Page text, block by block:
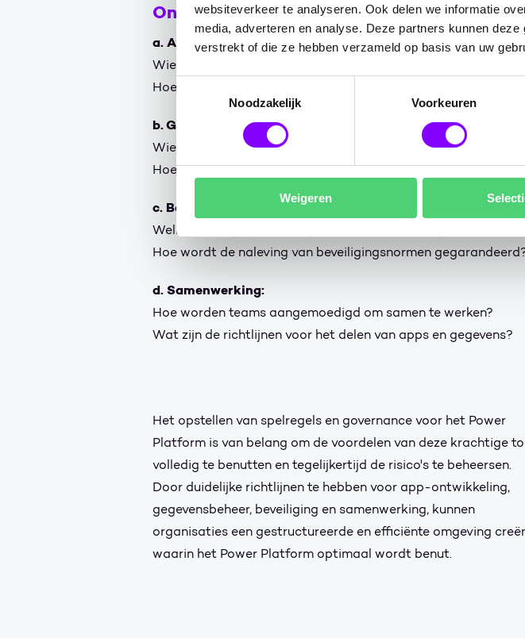
websiteverkeer te analyseren. Ook delen we informatie
media, adverteren en analyse. Deze partners kunnen
verstrekt of die ze hebben verzameld op basis van uw
Toestemmingsselectie
Noodzakelijk
Voorkeuren
Weigeren
Onderwerpen voor spelregels en
a. App-ontwikkeling en -implementatie:
Wie mag apps maken en implementeren?
Hoe worden apps getest en goedgekeurd?
b. Gegevensbeheer:
Wie heeft toegang tot welke gegevens?
Hoe worden gegevens gedeeld en beveiligd?
c. Beveiliging:
Welke beveiligingsmaatregelen moeten worden genomen?
Hoe wordt de naleving van beveiligingsnormen
d. Samenwerking:
Hoe worden teams aangemoedigd om samen te werken?
Wat zijn de richtlijnen voor het delen van apps en gegevens?
Het opstellen van spelregels en governance voor het Power
Platform is van belang om de voordelen van deze krachtige
volledig te benutten en tegelijkertijd de risico's te beheersen.
Door duidelijke richtlijnen te hebben voor app-ontwikkeling,
gegevensbeheer, beveiliging en samenwerking, kunnen
organisaties een gestructureerde en efficiënte omgeving
waarin het Power Platform optimaal wordt benut.